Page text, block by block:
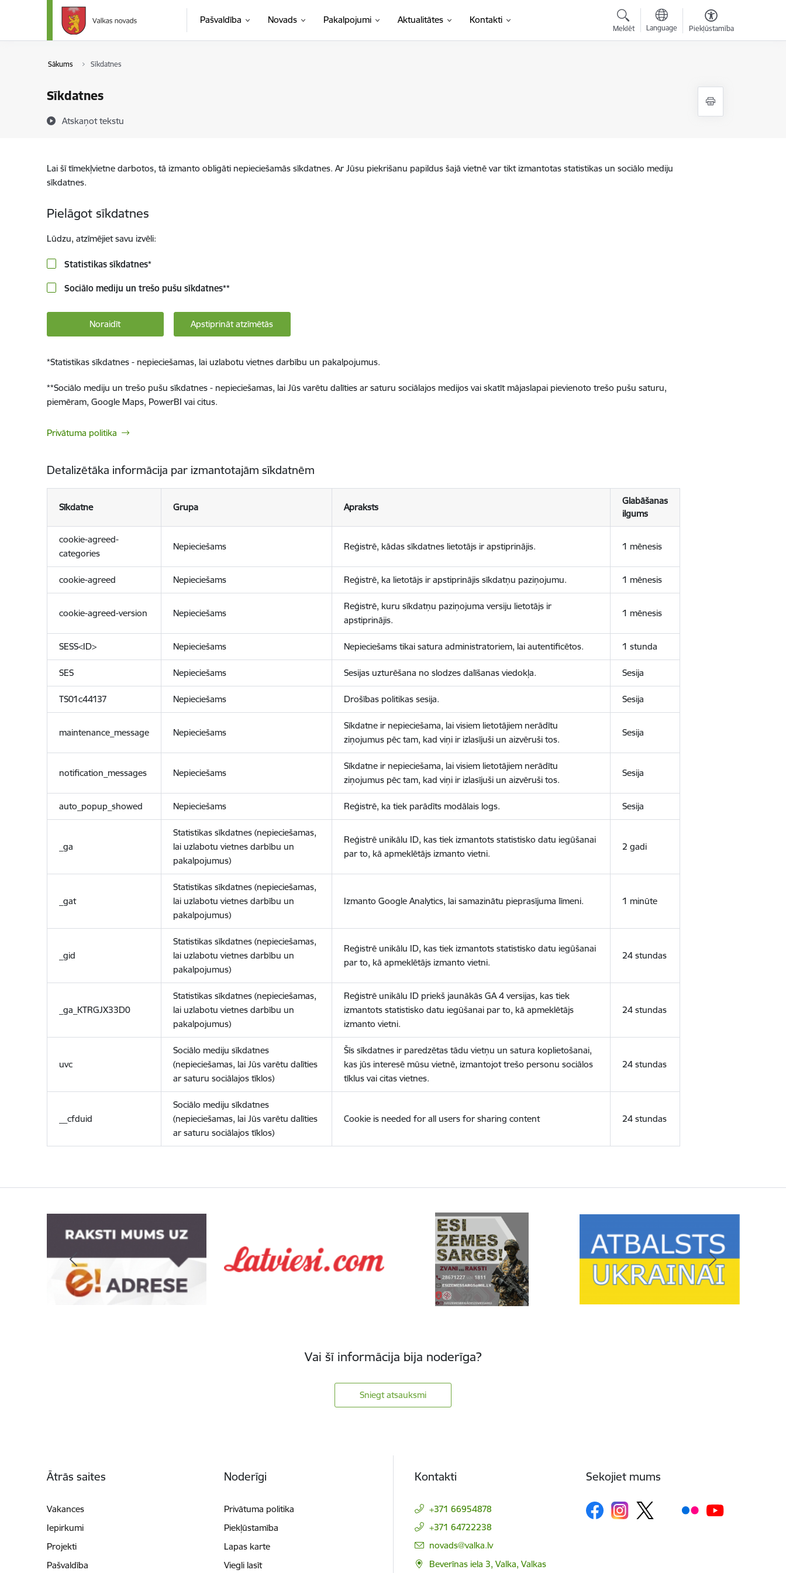
Pāriet uz lapas saturu
Pašvaldība Novads Pakalpojumi Aktualitātes Kontakti
Meklēt Language Piekļūstamība
Sākums Sīkdatnes
Sīkdatnes
Atskaņot tekstu
Lai šī tīmekļvietne darbotos, tā izmanto obligāti nepieciešamās sīkdatnes. Ar Jūsu piekrišanu papildus šajā vietnē var tikt izmantotas statistikas un sociālo mediju
sīkdatnes.
Pielāgot sīkdatnes
Lūdzu, atzīmējiet savu izvēli:
Statistikas sīkdatnes*
Sociālo mediju un trešo pušu sīkdatnes**
Noraidīt Apstiprināt atzīmētās
*Statistikas sīkdatnes - nepieciešamas, lai uzlabotu vietnes darbību un pakalpojumus.
**Sociālo mediju un trešo pušu sīkdatnes - nepieciešamas, lai Jūs varētu dalīties ar saturu sociālajos medijos vai skatīt mājaslapai pievienoto trešo pušu saturu,
piemēram, Google Maps, PowerBI vai citus.
Privātuma politika
Detalizētāka informācija par izmantotajām sīkdatnēm
Sīkdatne Grupa Apraksts
Glabāšanas
ilgums
cookie-agreed-
categories
Nepieciešams Reģistrē, kādas sīkdatnes lietotājs ir apstiprinājis. 1 mēnesis
cookie-agreed Nepieciešams Reģistrē, ka lietotājs ir apstiprinājis sīkdatņu paziņojumu. 1 mēnesis
cookie-agreed-version Nepieciešams
Reģistrē, kuru sīkdatņu paziņojuma versiju lietotājs ir
apstiprinājis.
1 mēnesis
SESS<ID> Nepieciešams Nepieciešams tikai satura administratoriem, lai autentificētos. 1 stunda
SES Nepieciešams Sesijas uzturēšana no slodzes dalīšanas viedokļa. Sesija
TS01c44137 Nepieciešams Drošības politikas sesija. Sesija
maintenance_message Nepieciešams
Sīkdatne ir nepieciešama, lai visiem lietotājiem nerādītu
ziņojumus pēc tam, kad viņi ir izlasījuši un aizvēruši tos.
Sesija
notification_messages Nepieciešams
Sīkdatne ir nepieciešama, lai visiem lietotājiem nerādītu
ziņojumus pēc tam, kad viņi ir izlasījuši un aizvēruši tos.
Sesija
auto_popup_showed Nepieciešams Reģistrē, ka tiek parādīts modālais logs. Sesija
_ga
Statistikas sīkdatnes (nepieciešamas,
lai uzlabotu vietnes darbību un
pakalpojumus)
Reģistrē unikālu ID, kas tiek izmantots statistisko datu iegūšanai
par to, kā apmeklētājs izmanto vietni.
2 gadi
_gat
Statistikas sīkdatnes (nepieciešamas,
lai uzlabotu vietnes darbību un
pakalpojumus)
Izmanto Google Analytics, lai samazinātu pieprasījuma līmeni. 1 minūte
_gid
Statistikas sīkdatnes (nepieciešamas,
lai uzlabotu vietnes darbību un
pakalpojumus)
Reģistrē unikālu ID, kas tiek izmantots statistisko datu iegūšanai
par to, kā apmeklētājs izmanto vietni.
24 stundas
_ga_KTRGJX33D0
Statistikas sīkdatnes (nepieciešamas,
lai uzlabotu vietnes darbību un
pakalpojumus)
Reģistrē unikālu ID priekš jaunākās GA 4 versijas, kas tiek
izmantots statistisko datu iegūšanai par to, kā apmeklētājs
izmanto vietni.
24 stundas
uvc
Sociālo mediju sīkdatnes
(nepieciešamas, lai Jūs varētu dalīties
ar saturu sociālajos tīklos)
Šīs sīkdatnes ir paredzētas tādu vietņu un satura koplietošanai,
kas jūs interesē mūsu vietnē, izmantojot trešo personu sociālos
tīklus vai citas vietnes.
24 stundas
__cfduid
Sociālo mediju sīkdatnes
(nepieciešamas, lai Jūs varētu dalīties
ar saturu sociālajos tīklos)
Cookie is needed for all users for sharing content 24 stundas
Vai šī informācija bija noderīga?
Sniegt atsauksmi
Ātrās saites
Vakances
Iepirkumi
Projekti
Pašvaldība
Noderīgi
Privātuma politika
Piekļūstamība
Lapas karte
Viegli lasīt
Kontakti
+371 66954878
+371 64722238
E-pasts:
novads@valka.lv
Beverīnas iela 3, Valka, Valkas
Sekojiet mums